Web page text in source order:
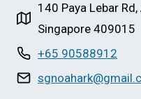
140 Paya Lebar
Singapore 409015
+65 90588912